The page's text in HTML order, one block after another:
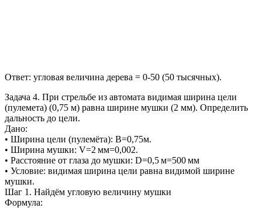
Ответ: угловая величина дерева = 0-50 (50 тысячных).
Задача 4. При стрельбе из автомата видимая ширина цели
(пулемета) (0,75 м) равна ширине мушки (2 мм). Определить
дальность до цели.
Дано:
• Ширина цели (пулемёта): B=0,75м.
• Ширина мушки: V=2 мм=0,002.
• Расстояние от глаза до мушки: D=0,5 м=500 мм
• Условие: видимая ширина цели равна видимой ширине
мушки.
Шаг 1. Найдём угловую величину мушки
Формула: